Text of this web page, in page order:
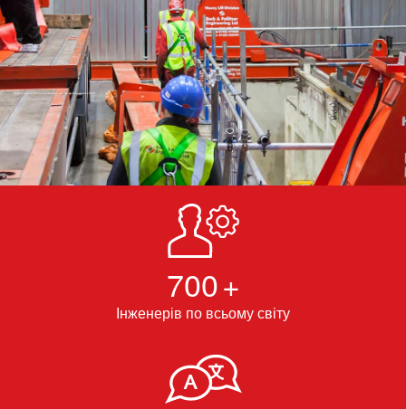
Незрівнянне обслуговування, на яке можна покластися
700+
Інженерів по всьому світу